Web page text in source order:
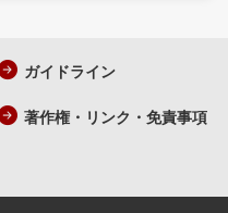
ガイドライン
著作権・リンク・免責事項